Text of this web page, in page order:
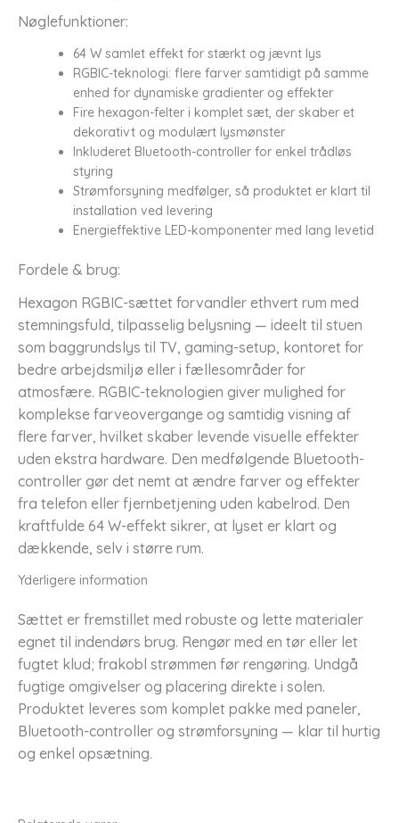
Nøglefunktioner:
64 W samlet effekt for stærkt og jævnt lys
RGBIC-teknologi: flere farver samtidigt på samme
enhed for dynamiske gradienter og effekter
Fire hexagon-felter i komplet sæt, der skaber et
dekorativt og modulært lysmønster
Inkluderet Bluetooth-controller for enkel trådløs
styring
Strømforsyning medfølger, så produktet er klart til
installation ved levering
Energieffektive LED-komponenter med lang levetid
Fordele & brug:
Hexagon RGBIC-sættet forvandler ethvert rum med
stemningsfuld, tilpasselig belysning — ideelt til stuen
som baggrundslys til TV, gaming-setup, kontoret for
bedre arbejdsmiljø eller i fællesområder for
atmosfære. RGBIC-teknologien giver mulighed for
komplekse farveovergange og samtidig visning af
flere farver, hvilket skaber levende visuelle effekter
uden ekstra hardware. Den medfølgende Bluetooth-
controller gør det nemt at ændre farver og effekter
fra telefon eller fjernbetjening uden kabelrod. Den
kraftfulde 64 W-effekt sikrer, at lyset er klart og
dækkende, selv i større rum.
Yderligere information
Sættet er fremstillet med robuste og lette materialer
egnet til indendørs brug. Rengør med en tør eller let
fugtet klud; frakobl strømmen før rengøring. Undgå
fugtige omgivelser og placering direkte i solen.
Produktet leveres som komplet pakke med paneler,
Bluetooth-controller og strømforsyning — klar til hurtig
og enkel opsætning.